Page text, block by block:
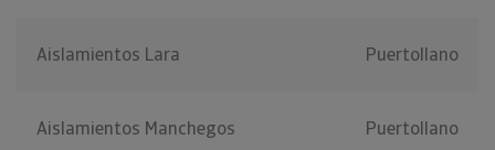
Aislamientos Lara Puertollano
Aislamientos Manchegos Puertollano